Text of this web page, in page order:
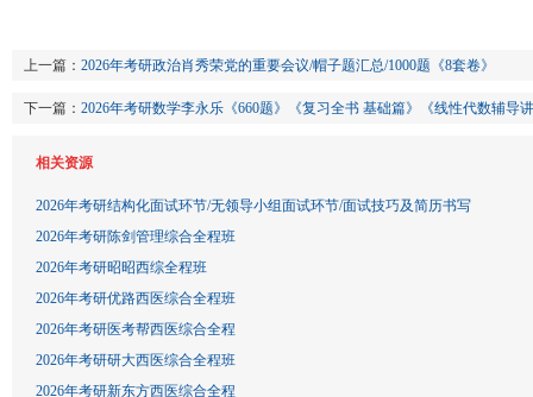
上一篇： 2026年考研政治肖秀荣党的重要会议/帽子题汇总/1000题《8套卷》
下一篇： 2026年考研数学李永乐《660题》《复习全书 基础篇》《线性代数辅导
相关资源
2026年考研结构化面试环节/无领导小组面试环节/面试技巧及简历书写
2026年考研陈剑管理综合全程班
2026年考研昭昭西综全程班
2026年考研优路西医综合全程班
2026年考研医考帮西医综合全程
2026年考研研大西医综合全程班
2026年考研新东方西医综合全程